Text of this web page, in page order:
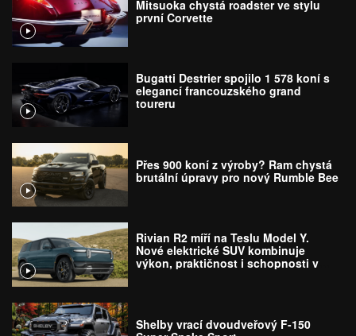
Mitsuoka chystá roadster ve stylu
první Corvette
Bugatti Destrier spojilo 1 578 koní s
elegancí francouzského grand
toureru
Přes 900 koní z výroby? Ram chystá
brutální úpravy pro nový Rumble Bee
Rivian R2 míří na Teslu Model Y.
Nové elektrické SUV kombinuje
výkon, praktičnost i schopnosti v
Shelby vrací dvoudveřový F-150